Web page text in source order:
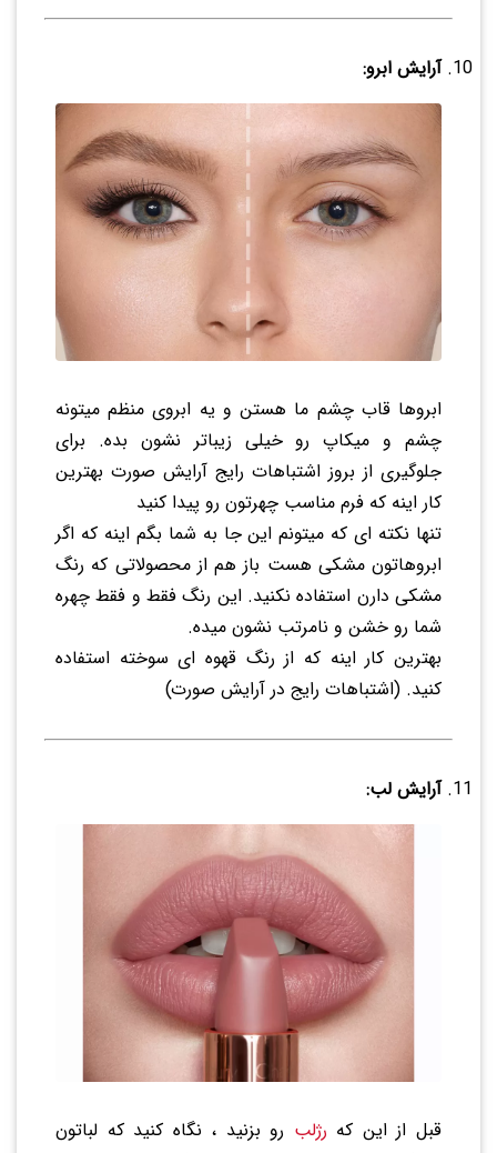
آرایش ابرو:
ابروها قاب چشم ما هستن و یه ابروی منظم میتونه
چشم و میکاپ رو خیلی زیباتر نشون بده. برای
جلوگیری از بروز اشتباهات رایج آرایش صورت بهترین
کار اینه که فرم مناسب چهرتون رو پیدا کنید
تنها نکته ای که میتونم این جا به شما بگم اینه که اگر
ابروهاتون مشکی هست باز هم از محصولاتی که رنگ
مشکی دارن استفاده نکنید. این رنگ فقط و فقط چهره
شما رو خشن و نامرتب نشون میده.
بهترین کار اینه که از رنگ قهوه ای سوخته استفاده
کنید. (اشتباهات رایج در آرایش صورت)
آرایش لب:
قبل از این که رژلب رو بزنید ، نگاه کنید که لباتون